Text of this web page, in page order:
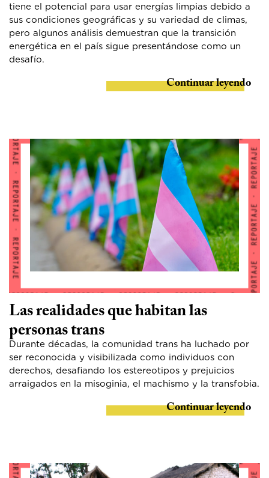
tiene el potencial para usar energías limpias debido a
sus condiciones geográficas y su variedad de climas,
pero algunos análisis demuestran que la transición
energética en el país sigue presentándose como un
desafío.
Continuar leyendo
Las realidades que habitan las
personas trans
Durante décadas, la comunidad trans ha luchado por
ser reconocida y visibilizada como individuos con
derechos, desafiando los estereotipos y prejuicios
arraigados en la misoginia, el machismo y la transfobia.
Continuar leyendo